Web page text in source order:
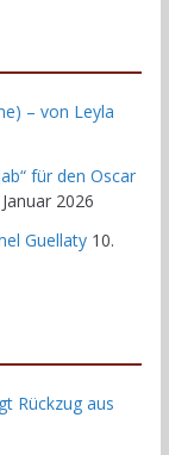
– von Leyla
für den Oscar
2026
Guellaty 10.
Rückzug aus